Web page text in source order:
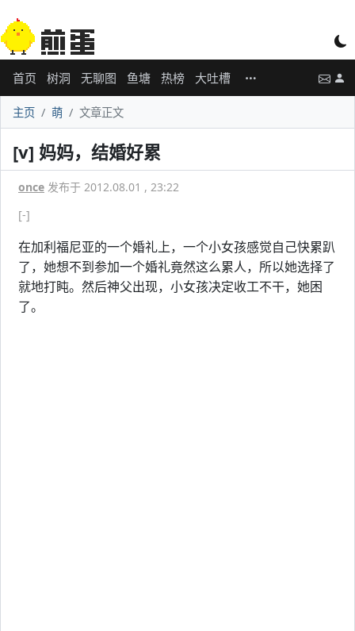
首页 树洞 无聊图 鱼塘 热榜 大吐槽
主页 萌 文章正文
[v] 妈妈，结婚好累
once 发布于 2012.08.01 , 23:22
[-]
在加利福尼亚的一个婚礼上，一个小女孩感觉自己快累趴
了，她想不到参加一个婚礼竟然这么累人，所以她选择了
就地打盹。然后神父出现，小女孩决定收工不干，她困
了。